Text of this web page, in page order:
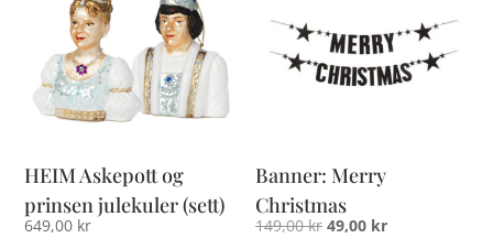
HEIM Askepott og
prinsen julekuler (sett)
649,00 kr
Banner: Merry
Christmas
149,00kr Opprinnelig
49,00 krNåværende